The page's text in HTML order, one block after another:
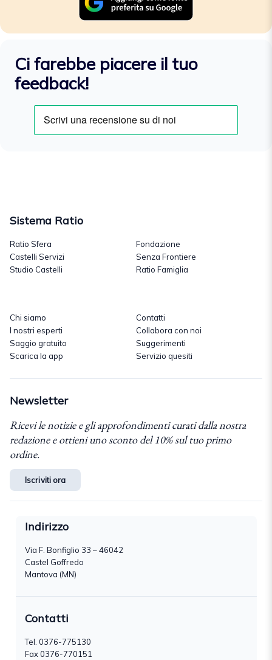
Ci farebbe piacere il tuo
feedback!
Sistema Ratio
Ratio Sfera
Castelli Servizi
Studio Castelli
Fondazione
Senza Frontiere
Ratio Famiglia
Chi siamo
I nostri esperti
Saggio gratuito
Scarica la app
Contatti
Collabora con noi
Suggerimenti
Servizio quesiti
Newsletter
Ricevi le notizie e gli approfondimenti curati dalla nostra
redazione e ottieni uno sconto del 10% sul tuo primo
ordine.
Iscriviti ora
Indirizzo
Via F. Bonfiglio 33 – 46042
Castel Goffredo
Mantova (MN)
Contatti
Tel. 0376-775130
Fax 0376-770151